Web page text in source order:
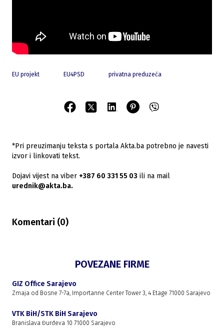
EU projekt EU4PSD privatna preduzeća
*Pri preuzimanju teksta s portala Akta.ba potrebno je navesti
izvor i linkovati tekst.
Dojavi vijest na viber +387 60 331 55 03 ili na mail
urednik@akta.ba.
Komentari (0)
POVEZANE FIRME
GIZ Office Sarajevo
Zmaja od Bosne 7-7a, Importanne Center Tower 3, 4 Etage 71000 Sarajevo
VTK BiH/STK BiH Sarajevo
Branislava Đurđeva 10 71000 Sarajevo